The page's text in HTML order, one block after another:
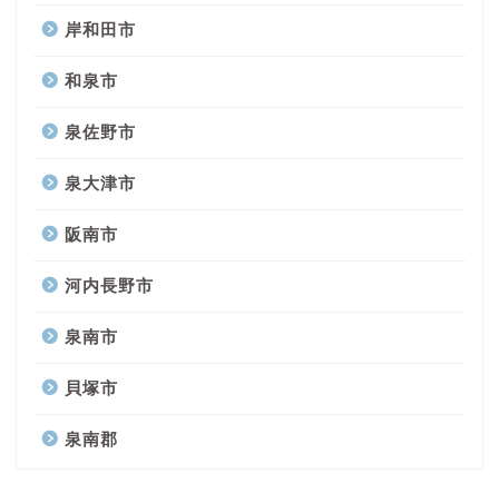
岸和田市
和泉市
泉佐野市
泉大津市
阪南市
河内長野市
泉南市
貝塚市
泉南郡